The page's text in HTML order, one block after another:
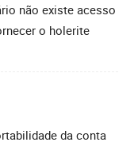
não existe acesso
o holerite
da conta